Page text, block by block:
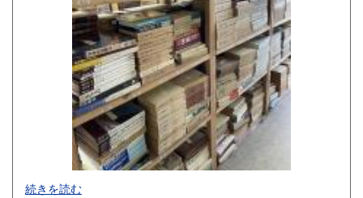
1,500円
-
続きを読む